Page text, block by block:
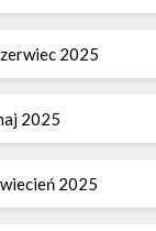
2025
2025
2025